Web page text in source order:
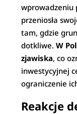
wprowadzeniu
przeniosła
tam, gdzie
dotkliwe.W
zjawiska, co
inwestycyjnej
ograniczenie
Reakcje